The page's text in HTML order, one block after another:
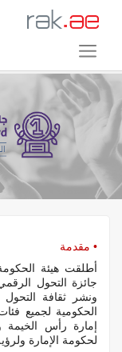
• مقدمة
أطلقت هيئة
ونشر ثقافة التحول
الحكومية لجميع
إمارة رأس الخيمة
لحكومة الإمارة